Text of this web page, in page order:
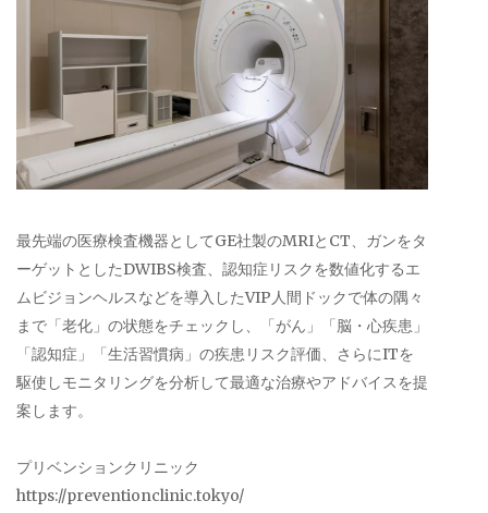
最先端の医療検査機器としてGE社製のMRIとCT、ガンをタ
ーゲットとしたDWIBS検査、認知症リスクを数値化するエ
ムビジョンヘルスなどを導入したVIP人間ドックで体の隅々
まで「老化」の状態をチェックし、「がん」「脳・心疾患」
「認知症」「生活習慣病」の疾患リスク評価、さらにITを
駆使しモニタリングを分析して最適な治療やアドバイスを提
案します。
プリベンションクリニック
https://preventionclinic.tokyo/